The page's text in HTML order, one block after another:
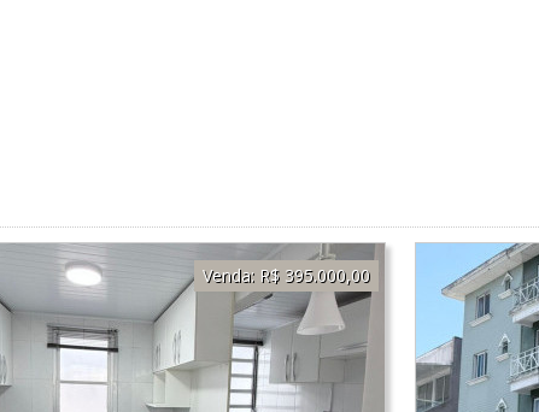
Venda: R$ 395.000,00